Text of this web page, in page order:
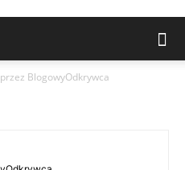
BlogowyOdkrywca